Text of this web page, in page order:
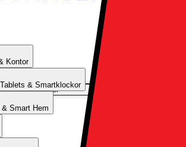
Kontor
& Smartklockor
Smart Hem